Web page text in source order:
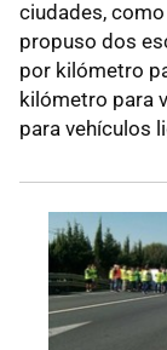
ciudades,
propuso dos
por kilómetro
kilómetro para
para vehículos